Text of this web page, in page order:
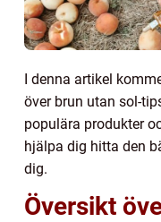
I denna artikel
över brun utan sol-
populära produkter
hjälpa dig hitta den
dig.
Översikt